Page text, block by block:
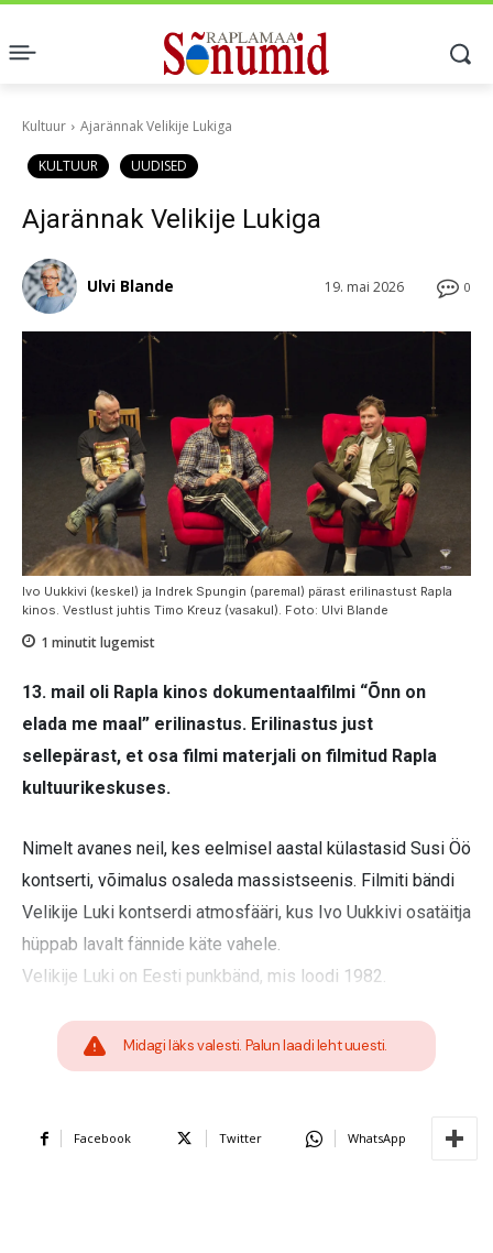
Kultuur Ajarännak Velikije Lukiga
KULTUUR UUDISED
Ajarännak Velikije Lukiga
0
19. mai 2026
Ulvi Blande
Ivo Uukkivi (keskel) ja Indrek Spungin (paremal) pärast erilinastust Rapla
kinos. Vestlust juhtis Timo Kreuz (vasakul). Foto: Ulvi Blande
1 minutit lugemist
13. mail oli Rapla kinos dokumentaalfilmi “Õnn on
elada me maal” erilinastus. Erilinastus just
sellepärast, et osa filmi materjali on filmitud Rapla
kultuurikeskuses.
Nimelt avanes neil, kes eelmisel aastal külastasid Susi Öö
kontserti, võimalus osaleda massistseenis. Filmiti bändi
Velikije Luki kontserdi atmosfääri, kus Ivo Uukkivi osatäitja
hüppab lavalt fännide käte vahele.
Velikije Luki on Eesti punkbänd, mis loodi 1982.
Midagi läks valesti. Palun laadi leht uuesti.
Facebook Twitter WhatsApp